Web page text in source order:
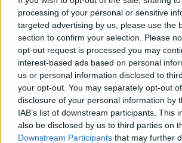
processing of your personal or sensitive
targeted advertising by us, please use the
section to confirm your selection. Please
opt-out request is processed you may
interest-based ads based on personal
us or personal information disclosed to
your opt-out. You may separately opt-out
disclosure of your personal information by
IAB’s list of downstream participants. This
also be disclosed by us to third parties on
Downstream Participants that may further
készült képekből
Budapest Art Brut Galéria •2011. október 30.
A Budapest Art Brut Galériában
én, a PsychArt24 művészeti
alkotásokból nyílt kiállítás. A
egyedülálló kezdeményezés során
képet készített a rendezvény 24
kiállításon bemutatásra…